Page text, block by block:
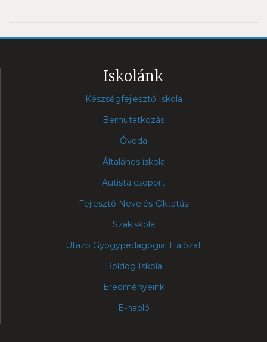
Iskolánk
Készségfejlesztő Iskola
Bemutatkozás
Óvoda
Általános iskola
Autista csoport
Fejlesztõ Nevelés-Oktatás
Szakiskola
Utazó Gyógypedagógiai Hálózat
Boldog Iskola
Eredményeink
E-napló